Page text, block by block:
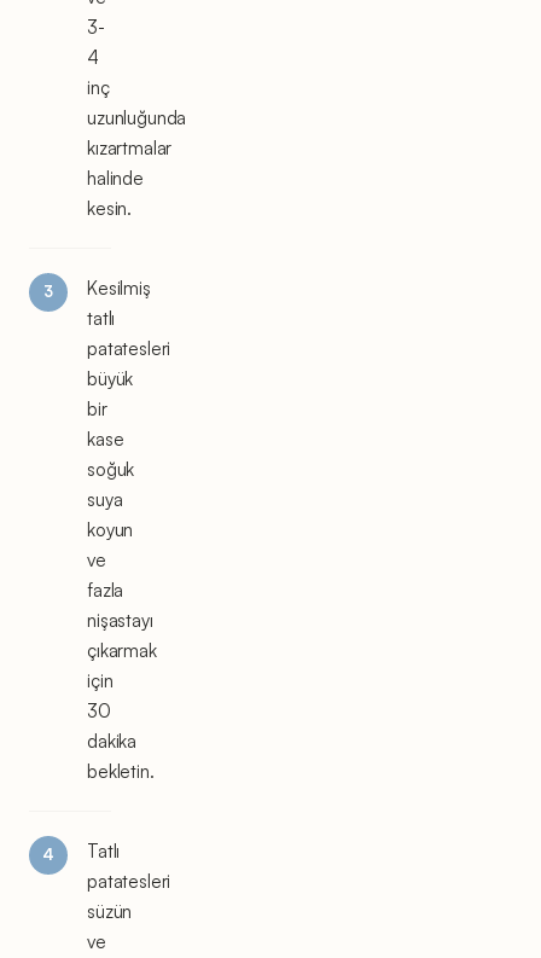
3-
4
inç
uzunluğunda
kızartmalar
halinde
kesin.
Kesilmiş
tatlı
patatesleri
büyük
bir
kase
soğuk
suya
koyun
ve
fazla
nişastayı
çıkarmak
için
30
dakika
bekletin.
Tatlı
patatesleri
süzün
ve